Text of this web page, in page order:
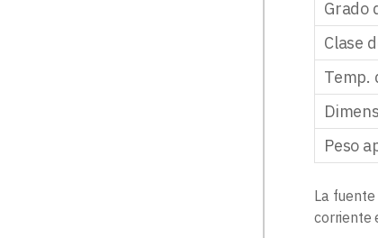
Grado
Clase
Temp.
Peso
La
corriente